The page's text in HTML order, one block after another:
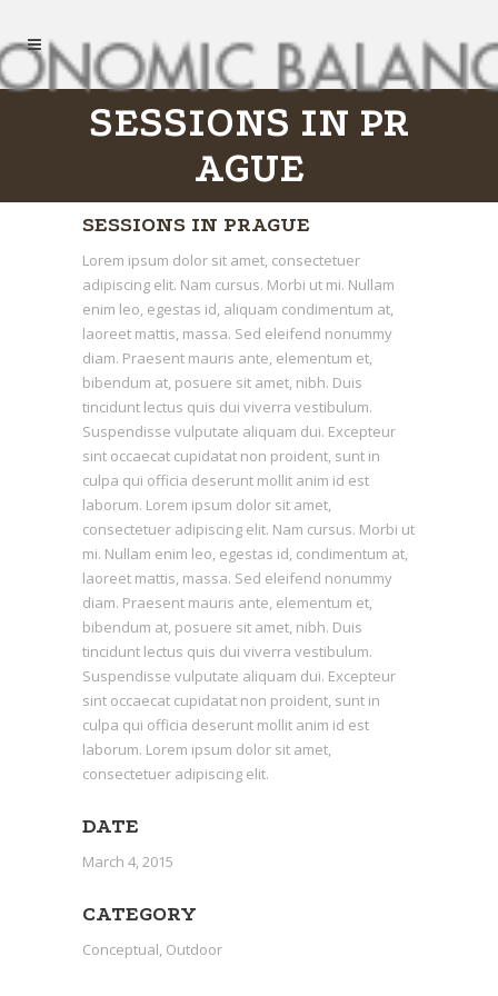
SESSIONS IN PR
AGUE
SESSIONS IN PRAGUE
Lorem ipsum dolor sit amet, consectetuer
adipiscing elit. Nam cursus. Morbi ut mi. Nullam
enim leo, egestas id, aliquam condimentum at,
laoreet mattis, massa. Sed eleifend nonummy
diam. Praesent mauris ante, elementum et,
bibendum at, posuere sit amet, nibh. Duis
tincidunt lectus quis dui viverra vestibulum.
Suspendisse vulputate aliquam dui. Excepteur
sint occaecat cupidatat non proident, sunt in
culpa qui officia deserunt mollit anim id est
laborum. Lorem ipsum dolor sit amet,
consectetuer adipiscing elit. Nam cursus. Morbi ut
mi. Nullam enim leo, egestas id, condimentum at,
laoreet mattis, massa. Sed eleifend nonummy
diam. Praesent mauris ante, elementum et,
bibendum at, posuere sit amet, nibh. Duis
tincidunt lectus quis dui viverra vestibulum.
Suspendisse vulputate aliquam dui. Excepteur
sint occaecat cupidatat non proident, sunt in
culpa qui officia deserunt mollit anim id est
laborum. Lorem ipsum dolor sit amet,
consectetuer adipiscing elit.
DATE
March 4, 2015
CATEGORY
Conceptual, Outdoor